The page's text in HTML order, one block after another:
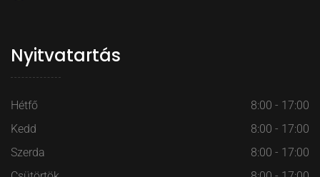
Nyitvatartás
Hétfő
8:00 - 17:00
Kedd
8:00 - 17:00
Szerda
8:00 - 17:00